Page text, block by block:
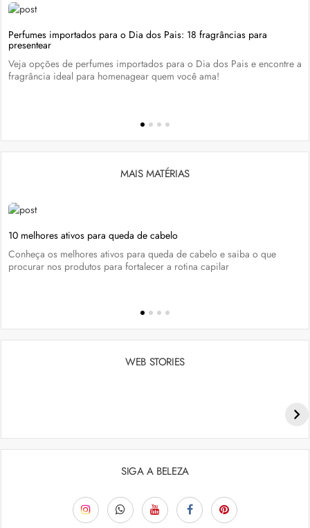
Perfumes importados para o Dia dos Pais: 18 fragrâncias para
presentear
Veja opções de perfumes importados para o Dia dos Pais e encontre a
fragrância ideal para homenagear quem você ama!
MAIS MATÉRIAS
10 melhores ativos para queda de cabelo
Conheça os melhores ativos para queda de cabelo e saiba o que
procurar nos produtos para fortalecer a rotina capilar
WEB STORIES
SIGA A BELEZA